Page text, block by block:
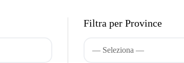
Filtra per Province